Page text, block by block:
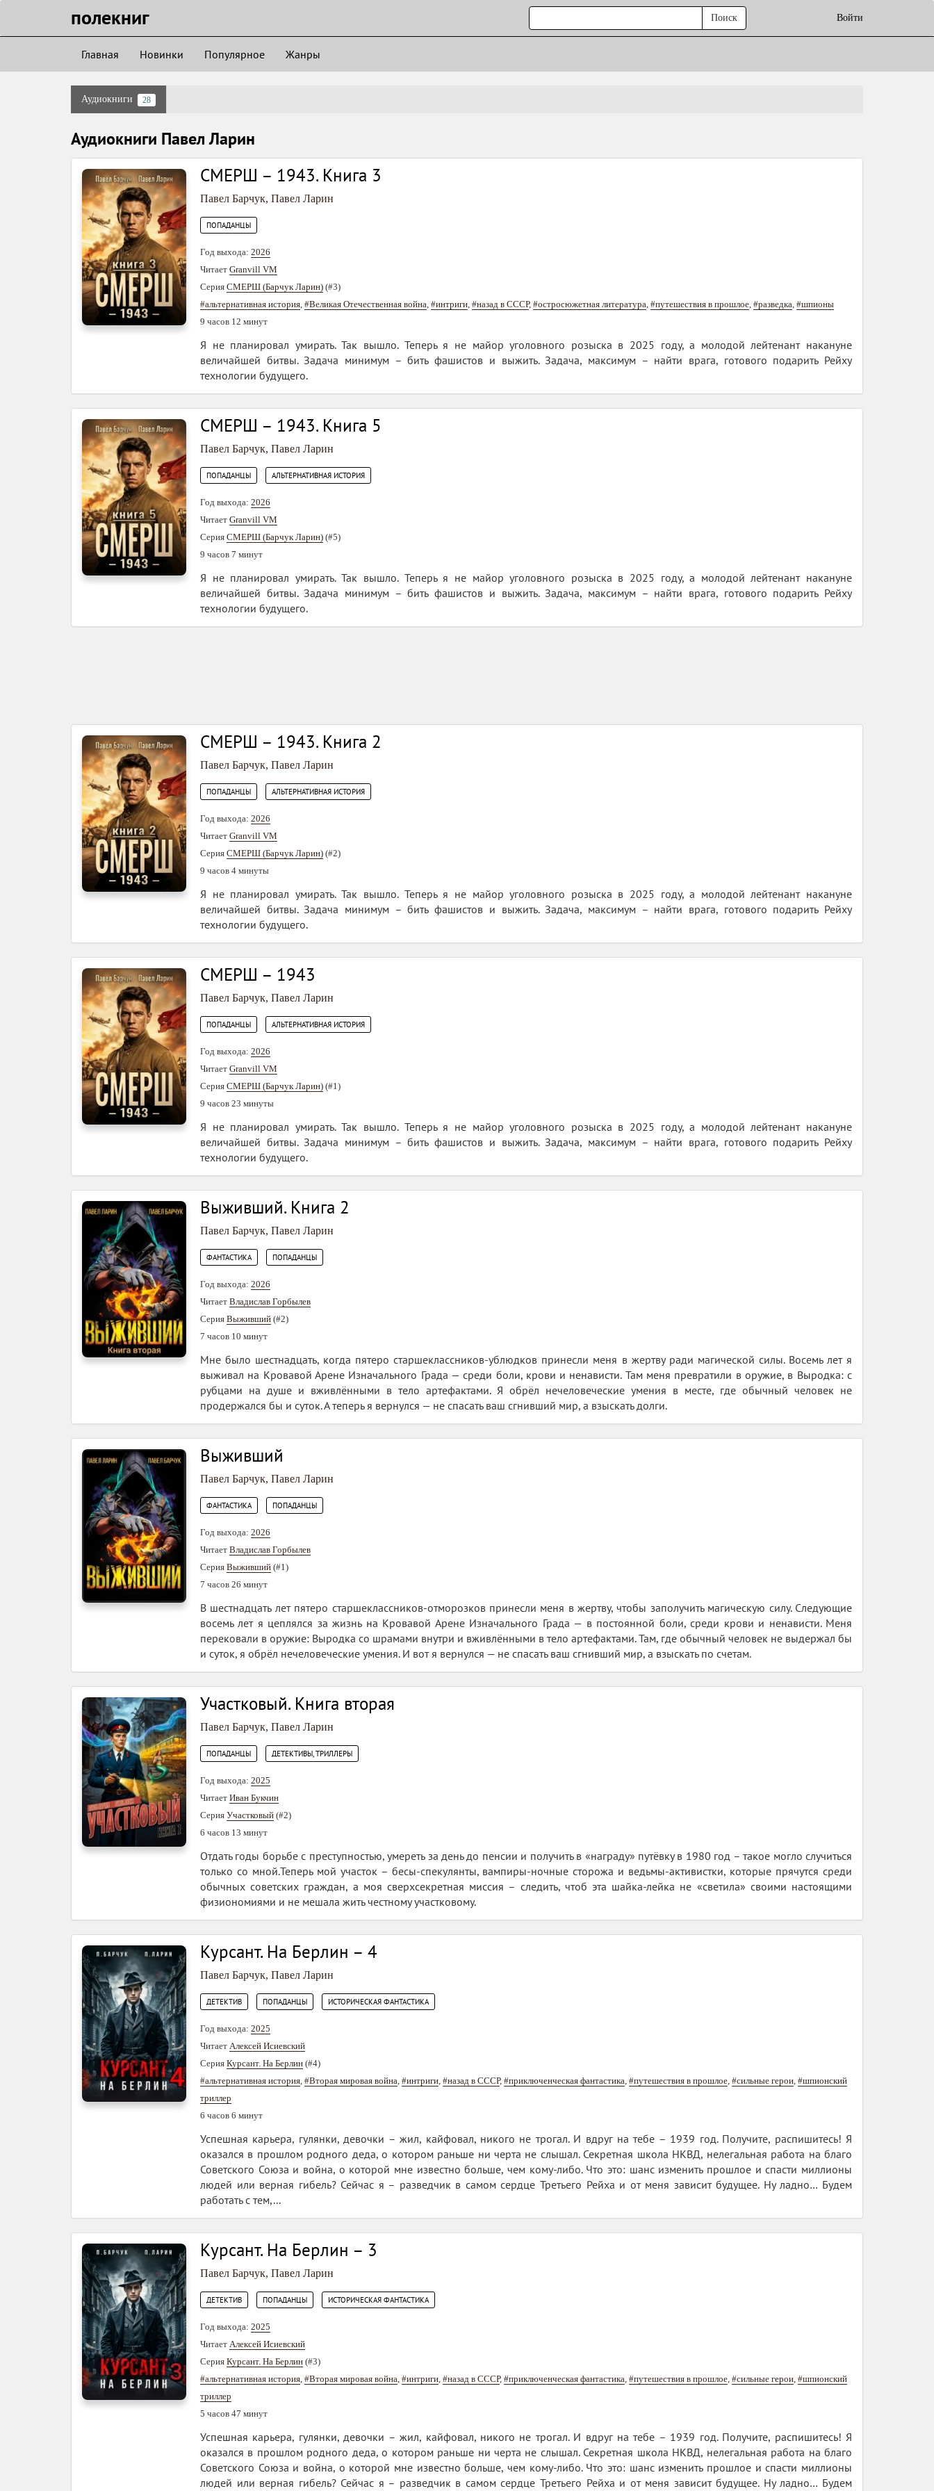
полекниг Войти
Поиск
Главная Новинки Популярное Жанры
Аудиокниги 28
Аудиокниги Павел Ларин
СМЕРШ – 1943. Книга 3
Павел Барчук, Павел Ларин
ПОПАДАНЦЫ
Год выхода: 2026
Читает Granvill VM
Серия СМЕРШ (Барчук Ларин) (#3)
#альтернативная история, #Великая Отечественная война, #интриги, #назад в СССР, #остросюжетная литература, #путешествия в прошлое, #разведка, #шпионы
9 часов 12 минут
Я не планировал умирать. Так вышло. Теперь я не майор уголовного розыска в 2025 году, а молодой лейтенант накануне
величайшей битвы. Задача минимум – бить фашистов и выжить. Задача, максимум – найти врага, готового подарить Рейху
технологии будущего.
СМЕРШ – 1943. Книга 5
Павел Барчук, Павел Ларин
ПОПАДАНЦЫ АЛЬТЕРНАТИВНАЯ ИСТОРИЯ
Год выхода: 2026
Читает Granvill VM
Серия СМЕРШ (Барчук Ларин) (#5)
9 часов 7 минут
Я не планировал умирать. Так вышло. Теперь я не майор уголовного розыска в 2025 году, а молодой лейтенант накануне
величайшей битвы. Задача минимум – бить фашистов и выжить. Задача, максимум – найти врага, готового подарить Рейху
технологии будущего.
СМЕРШ – 1943. Книга 2
Павел Барчук, Павел Ларин
ПОПАДАНЦЫ АЛЬТЕРНАТИВНАЯ ИСТОРИЯ
Год выхода: 2026
Читает Granvill VM
Серия СМЕРШ (Барчук Ларин) (#2)
9 часов 4 минуты
Я не планировал умирать. Так вышло. Теперь я не майор уголовного розыска в 2025 году, а молодой лейтенант накануне
величайшей битвы. Задача минимум – бить фашистов и выжить. Задача, максимум – найти врага, готового подарить Рейху
технологии будущего.
СМЕРШ – 1943
Павел Барчук, Павел Ларин
ПОПАДАНЦЫ АЛЬТЕРНАТИВНАЯ ИСТОРИЯ
Год выхода: 2026
Читает Granvill VM
Серия СМЕРШ (Барчук Ларин) (#1)
9 часов 23 минуты
Я не планировал умирать. Так вышло. Теперь я не майор уголовного розыска в 2025 году, а молодой лейтенант накануне
величайшей битвы. Задача минимум – бить фашистов и выжить. Задача, максимум – найти врага, готового подарить Рейху
технологии будущего.
Выживший. Книга 2
Павел Барчук, Павел Ларин
ФАНТАСТИКА ПОПАДАНЦЫ
Год выхода: 2026
Читает Владислав Горбылев
Серия Выживший (#2)
7 часов 10 минут
Мне было шестнадцать, когда пятеро старшеклассников-ублюдков принесли меня в жертву ради магической силы. Восемь лет я
выживал на Кровавой Арене Изначального Града — среди боли, крови и ненависти. Там меня превратили в оружие, в Выродка: с
рубцами на душе и вживлёнными в тело артефактами. Я обрёл нечеловеческие умения в месте, где обычный человек не
продержался бы и суток. А теперь я вернулся — не спасать ваш сгнивший мир, а взыскать долги.
Выживший
Павел Барчук, Павел Ларин
ФАНТАСТИКА ПОПАДАНЦЫ
Год выхода: 2026
Читает Владислав Горбылев
Серия Выживший (#1)
7 часов 26 минут
В шестнадцать лет пятеро старшеклассников-отморозков принесли меня в жертву, чтобы заполучить магическую силу. Следующие
восемь лет я цеплялся за жизнь на Кровавой Арене Изначального Града — в постоянной боли, среди крови и ненависти. Меня
перековали в оружие: Выродка со шрамами внутри и вживлёнными в тело артефактами. Там, где обычный человек не выдержал бы
и суток, я обрёл нечеловеческие умения. И вот я вернулся — не спасать ваш сгнивший мир, а взыскать по счетам.
Участковый. Книга вторая
Павел Барчук, Павел Ларин
ПОПАДАНЦЫ ДЕТЕКТИВЫ, ТРИЛЛЕРЫ
Год выхода: 2025
Читает Иван Букчин
Серия Участковый (#2)
6 часов 13 минут
Отдать годы борьбе с преступностью, умереть за день до пенсии и получить в «награду» путёвку в 1980 год – такое могло случиться
только со мной.Теперь мой участок – бесы-спекулянты, вампиры-ночные сторожа и ведьмы-активистки, которые прячутся среди
обычных советских граждан, а моя сверхсекретная миссия – следить, чтоб эта шайка-лейка не «светила» своими настоящими
физиономиями и не мешала жить честному участковому.
Курсант. На Берлин – 4
Павел Барчук, Павел Ларин
ДЕТЕКТИВ ПОПАДАНЦЫ ИСТОРИЧЕСКАЯ ФАНТАСТИКА
Год выхода: 2025
Читает Алексей Исиевский
Серия Курсант. На Берлин (#4)
#альтернативная история, #Вторая мировая война, #интриги, #назад в СССР, #приключенческая фантастика, #путешествия в прошлое, #сильные герои, #шпионский
триллер
6 часов 6 минут
Успешная карьера, гулянки, девочки – жил, кайфовал, никого не трогал. И вдруг на тебе – 1939 год. Получите, распишитесь! Я
оказался в прошлом родного деда, о котором раньше ни черта не слышал. Секретная школа НКВД, нелегальная работа на благо
Советского Союза и война, о которой мне известно больше, чем кому-либо. Что это: шанс изменить прошлое и спасти миллионы
людей или верная гибель? Сейчас я – разведчик в самом сердце Третьего Рейха и от меня зависит будущее. Ну ладно… Будем
работать с тем,...
Курсант. На Берлин – 3
Павел Барчук, Павел Ларин
ДЕТЕКТИВ ПОПАДАНЦЫ ИСТОРИЧЕСКАЯ ФАНТАСТИКА
Год выхода: 2025
Читает Алексей Исиевский
Серия Курсант. На Берлин (#3)
#альтернативная история, #Вторая мировая война, #интриги, #назад в СССР, #приключенческая фантастика, #путешествия в прошлое, #сильные герои, #шпионский
триллер
5 часов 47 минут
Успешная карьера, гулянки, девочки – жил, кайфовал, никого не трогал. И вдруг на тебе – 1939 год. Получите, распишитесь! Я
оказался в прошлом родного деда, о котором раньше ни черта не слышал. Секретная школа НКВД, нелегальная работа на благо
Советского Союза и война, о которой мне известно больше, чем кому-либо. Что это: шанс изменить прошлое и спасти миллионы
людей или верная гибель? Сейчас я – разведчик в самом сердце Третьего Рейха и от меня зависит будущее. Ну ладно… Будем